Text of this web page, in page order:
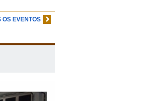
OS EVENTOS